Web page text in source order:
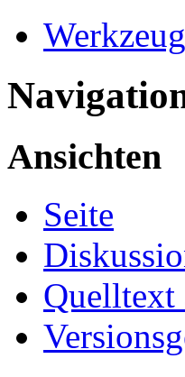
Ansichten
Seite
Quelltext